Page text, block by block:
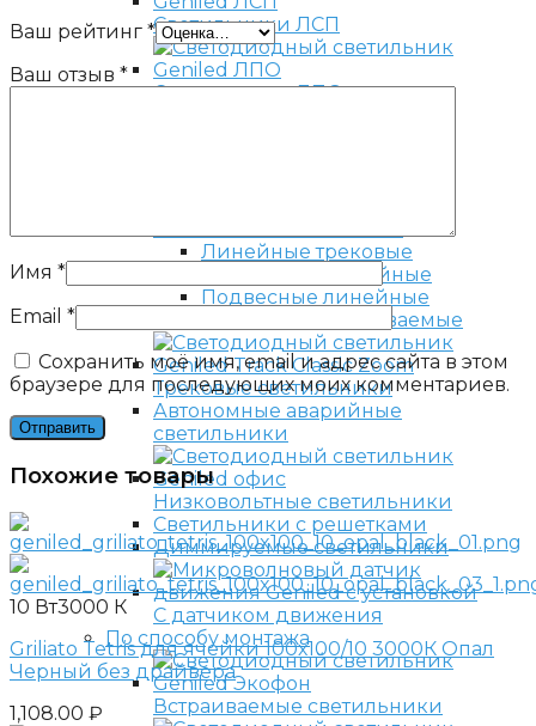
Светильники ЛСП
Светильники ЛПО
Линейные трековые
Модульные линейные
Подвесные линейные
Линейные встраиваемые
Трековые светильники
Автономные аварийные
светильники
Низковольтные светильники
Светильники с решетками
Диммируемые светильники
С датчиком движения
По способу монтажа
Встраиваемые светильники
Ваш рейтинг *
Ваш отзыв *
Имя *
Email *
Сохранить моё имя, email и адрес сайта в этом
браузере для последующих моих комментариев.
Похожие товары
10 Вт3000 К
Griliato Tetris для ячейки 100х100/10 3000К Опал
Черный без драйвера
1,108.00 ₽